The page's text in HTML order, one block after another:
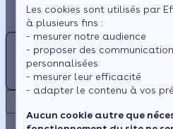
Les cookies sont utilisés par
à plusieurs fins :
- mesurer notre audience
- proposer des
personnalisées
- mesurer leur efficacité
- adapter le contenu à vos
Aucun cookie autre que
Actualités
Espace Client
ETABLISSEMENTS
ROBART
4.7 (7 avis)
- à 9 km
Travaux